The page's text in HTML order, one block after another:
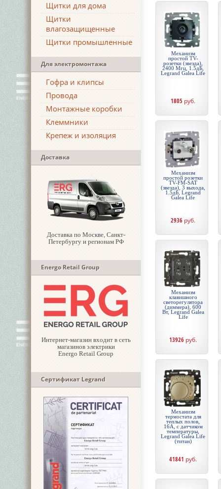
Щитки для дома
Щитки
влагозащищенные
Щитки промышленные
Для электромонтажа
Гофра и клипсы
Провода
Монтажные коробки
Клеммники
Крепеж и изоляция
Доставка
Доставка по Москве, Санкт-
Петербургу и регионам РФ
Energo Retail Group
Интернет-магазин входит в сеть
магазинов электрики
Energo Retail Group
Сертификат Legrand
Механизм
простой TV-
розетки (звезда),
2400 Мгц, 1.5дБ,
Legrand Galea Life
1805 руб.
Механизм
простой розетки
TV-FM-SAT
(звезда), 3 выхода,
1.5дБ, Legrand
Galea Life
2936 руб.
Механизм
клавишного
светорегулятора
(диммера), 600
Вт, Legrand Galea
Life
13926 руб.
Механизм
термостата для
теплых полов,
16А, с датчиком
температуры,
Legrand Galea Life
(титан)
41841 руб.